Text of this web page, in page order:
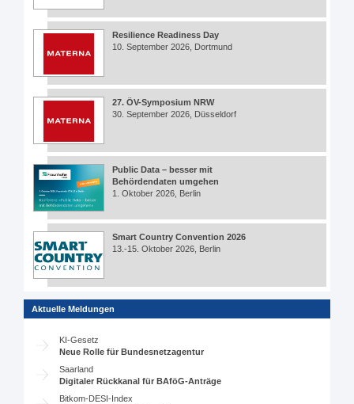
Resilience Readiness Day
10. September 2026, Dortmund
27. ÖV-Symposium NRW
30. September 2026, Düsseldorf
Public Data – besser mit
Behördendaten umgehen
1. Oktober 2026, Berlin
Smart Country Convention 2026
13.-15. Oktober 2026, Berlin
Aktuelle Meldungen
KI-Gesetz
Neue Rolle für Bundesnetzagentur
Saarland
Digitaler Rückkanal für BAföG-Anträge
Bitkom-DESI-Index